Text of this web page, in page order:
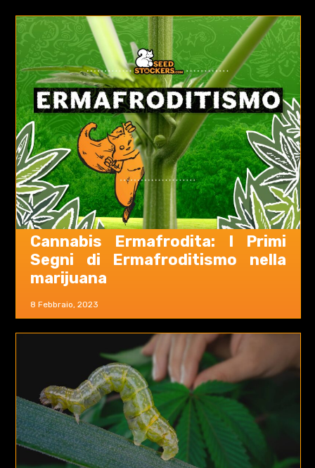
8 Febbraio, 2023
Cannabis Ermafrodita: I Primi
Segni di Ermafroditismo nella
marijuana